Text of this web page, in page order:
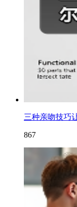
三种亲吻技巧
867